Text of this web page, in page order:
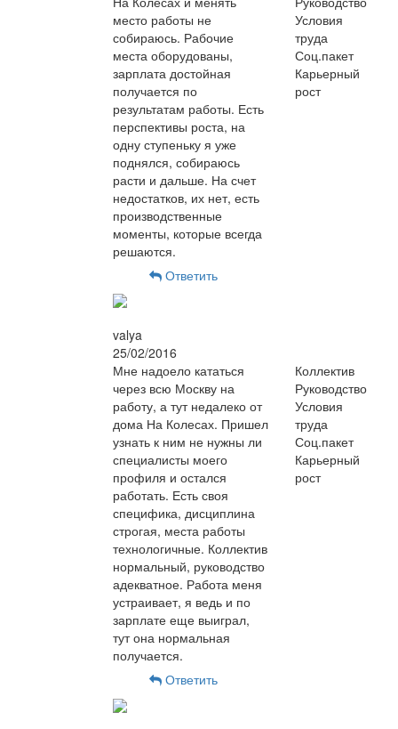
место работы не
собираюсь. Рабочие
места оборудованы,
зарплата достойная
получается по
результатам работы. Есть
перспективы роста, на
одну ступеньку я уже
поднялся, собираюсь
расти и дальше. На счет
недостатков, их нет, есть
производственные
моменты, которые всегда
решаются.
Условия
труда
Соц.пакет
Карьерный
рост
Ответить
valya
25/02/2016
Мне надоело кататься
через всю Москву на
работу, а тут недалеко от
дома На Колесах. Пришел
узнать к ним не нужны ли
специалисты моего
профиля и остался
работать. Есть своя
специфика, дисциплина
строгая, места работы
технологичные. Коллектив
нормальный, руководство
адекватное. Работа меня
устраивает, я ведь и по
зарплате еще выиграл,
тут она нормальная
получается.
Коллектив
Руководство
Условия
труда
Соц.пакет
Карьерный
рост
Ответить